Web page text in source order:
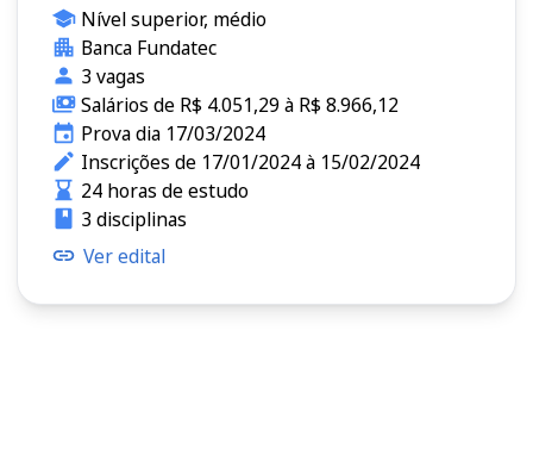
Nível superior, médio
Banca Fundatec
3 vagas
Salários de R$ 4.051,29 à R$ 8.966,12
Prova dia 17/03/2024
Inscrições de 17/01/2024 à 15/02/2024
24 horas de estudo
3 disciplinas
Ver edital